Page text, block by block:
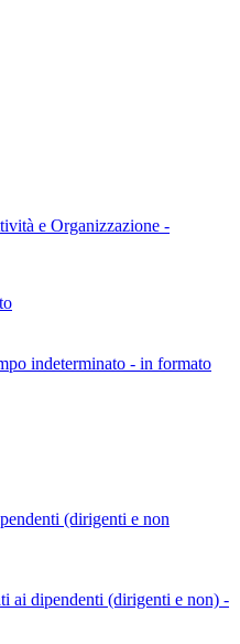
e Organizzazione -
indeterminato - in formato
(dirigenti e non
ai dipendenti (dirigenti e non) -